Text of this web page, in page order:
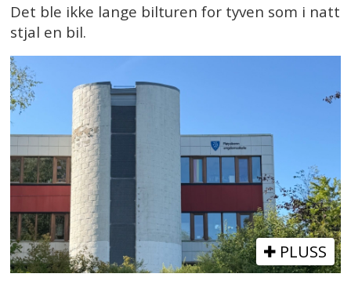
Det ble ikke lange bilturen for tyven som i natt
stjal en bil.
PLUSS